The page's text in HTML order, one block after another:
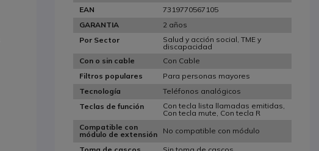
EAN
7319770567105
GARANTIA
2 años
Por Sector
Salud y acción social, TME y
discapacidad
Con o sin cable
Con Cable
Filtros populares
Para personas mayores
Tecnología
Teléfonos analógicos
Teclas de función
Con tecla lista llamadas emitidas,
Con tecla mute, Con tecla R
Compatible con
módulo de extensión
No compatible con módulo
Sin toma de cascos